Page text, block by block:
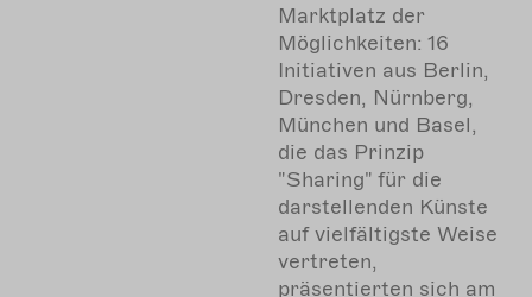
Marktplatz der
Möglichkeiten: 16
Initiativen aus Berlin,
Dresden, Nürnberg,
München und Basel,
die das Prinzip
"Sharing" für die
darstellenden Künste
auf vielfältigste Weise
vertreten,
präsentierten sich am